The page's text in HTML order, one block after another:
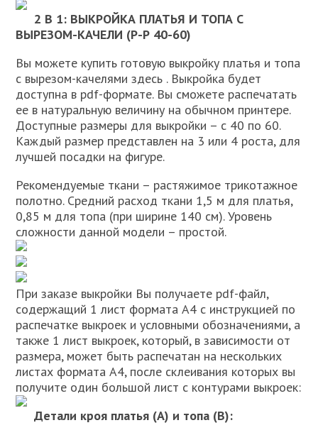
2 В 1: ВЫКРОЙКА ПЛАТЬЯ И ТОПА С
ВЫРЕЗОМ-КАЧЕЛИ (Р-Р 40-60)
Вы можете купить готовую выкройку платья и топа
с вырезом-качелями здесь . Выкройка будет
доступна в pdf-формате. Вы сможете распечатать
ее в натуральную величину на обычном принтере.
Доступные размеры для выкройки – с 40 по 60.
Каждый размер представлен на 3 или 4 роста, для
лучшей посадки на фигуре.
Рекомендуемые ткани – растяжимое трикотажное
полотно. Средний расход ткани 1,5 м для платья,
0,85 м для топа (при ширине 140 см). Уровень
сложности данной модели – простой.
При заказе выкройки Вы получаете pdf-файл,
содержащий 1 лист формата А4 с инструкцией по
распечатке выкроек и условными обозначениями, а
также 1 лист выкроек, который, в зависимости от
размера, может быть распечатан на нескольких
листах формата А4, после склеивания которых вы
получите один большой лист с контурами выкроек:
Детали кроя платья (А) и топа (В):